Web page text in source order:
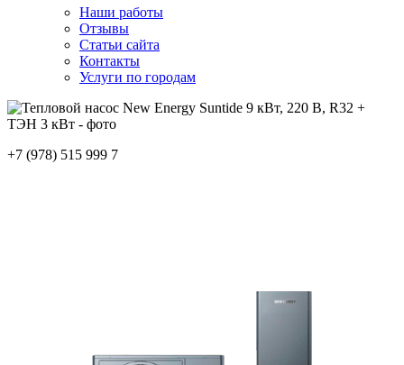
Наши работы
Отзывы
Статьи сайта
Контакты
Услуги по городам
+7 (978) 515 999 7